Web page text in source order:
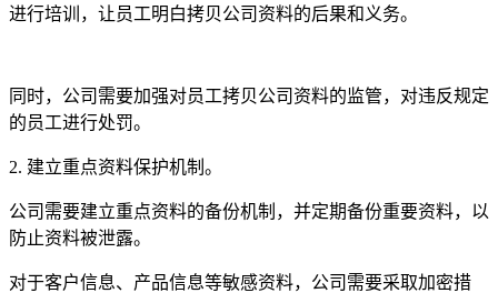
进行培训，让员工明白拷贝公司资料的后果和义务。
同时，公司需要加强对员工拷贝公司资料的监管，对违反规定
的员工进行处罚。
2. 建立重点资料保护机制。
公司需要建立重点资料的备份机制，并定期备份重要资料，以
防止资料被泄露。
对于客户信息、产品信息等敏感资料，公司需要采取加密措